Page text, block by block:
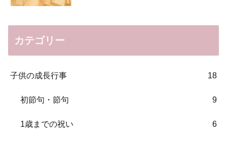
カテゴリー
子供の成長行事 18
初節句・節句 9
1歳までの祝い 6